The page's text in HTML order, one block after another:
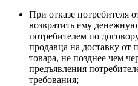
При отказе потребителя
возвратить ему
потребителем по
продавца на доставку от
товара, не позднее чем
предъявления
требования;